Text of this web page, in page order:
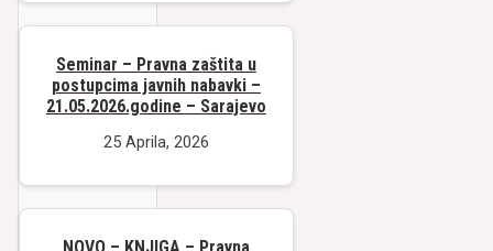
Seminar – Pravna zaštita u
postupcima javnih nabavki –
21.05.2026.godine – Sarajevo
25 Aprila, 2026
NOVO – KNJIGA – Pravna